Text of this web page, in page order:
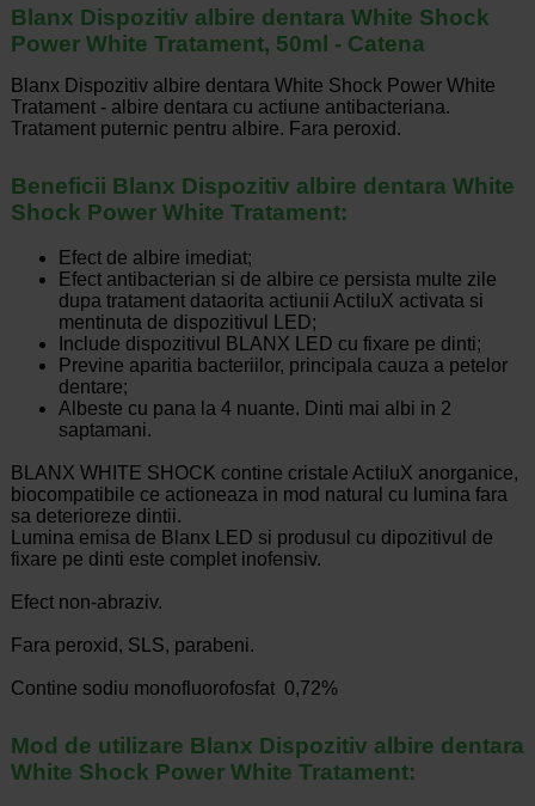
Blanx Dispozitiv albire dentara White Shock
Power White Tratament, 50ml - Catena
Blanx Dispozitiv albire dentara White Shock Power White
Tratament - albire dentara cu actiune antibacteriana.
Tratament puternic pentru albire. Fara peroxid.
Beneficii Blanx Dispozitiv albire dentara White
Shock Power White Tratament:
Efect de albire imediat;
Efect antibacterian si de albire ce persista multe zile
dupa tratament dataorita actiunii ActiluX activata si
mentinuta de dispozitivul LED;
Include dispozitivul BLANX LED cu fixare pe dinti;
Previne aparitia bacteriilor, principala cauza a petelor
dentare;
Albeste cu pana la 4 nuante. Dinti mai albi in 2
saptamani.
BLANX WHITE SHOCK contine cristale ActiluX anorganice,
biocompatibile ce actioneaza in mod natural cu lumina fara
sa deterioreze dintii.
Lumina emisa de Blanx LED si produsul cu dipozitivul de
fixare pe dinti este complet inofensiv.
Efect non-abraziv.
Fara peroxid, SLS, parabeni.
Contine sodiu monofluorofosfat 0,72%
Mod de utilizare Blanx Dispozitiv albire dentara
White Shock Power White Tratament: